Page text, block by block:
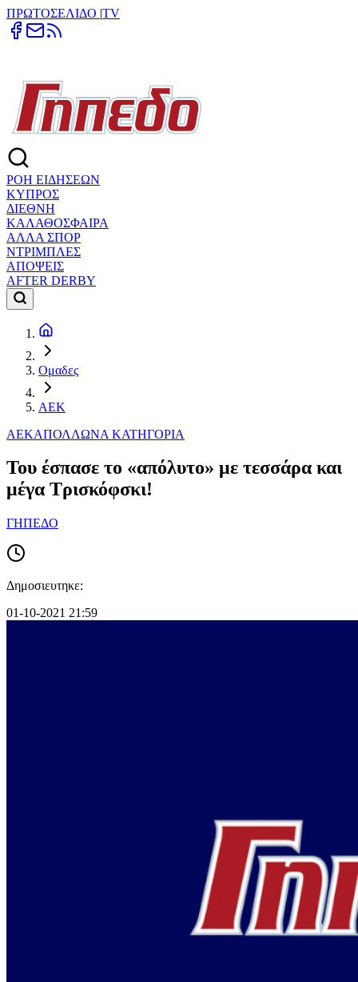
ΠΡΩΤΟΣΕΛΙΔΟ |TV
ΡΟΗ ΕΙΔΗΣΕΩΝ
ΚΥΠΡΟΣ
ΔΙΕΘΝΗ
ΚΑΛΑΘΟΣΦΑΙΡΑ
ΑΛΛΑ ΣΠΟΡ
ΝΤΡΙΜΠΛΕΣ
ΑΠΟΨΕΙΣ
AFTER DERBY
Ομαδες
ΑΕΚ
ΑΕΚΑΠΟΛΛΩΝΑ ΚΑΤΗΓΟΡΙΑ
Του έσπασε το «απόλυτο» με τεσσάρα και
μέγα Τρισκόφσκι!
ΓΗΠΕΔΟ
Δημοσιευτηκε:
01-10-2021 21:59